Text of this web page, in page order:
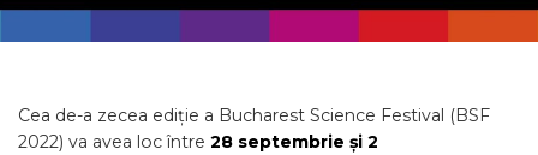
Cea de-a zecea ediție a Bucharest Science Festival (BSF
2022) va avea loc între 28 septembrie și 2